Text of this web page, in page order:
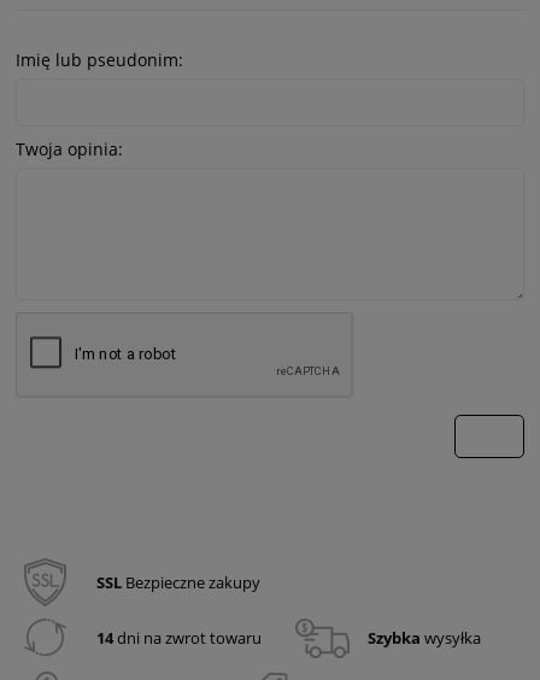
Imię lub pseudonim:
Twoja opinia:
SSL Bezpieczne zakupy
14dni na zwrot towaru Szybka wysyłka